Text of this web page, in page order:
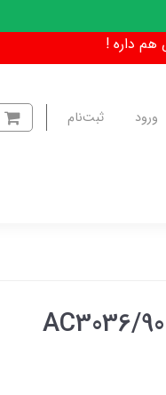
ورود ثبت‌نام